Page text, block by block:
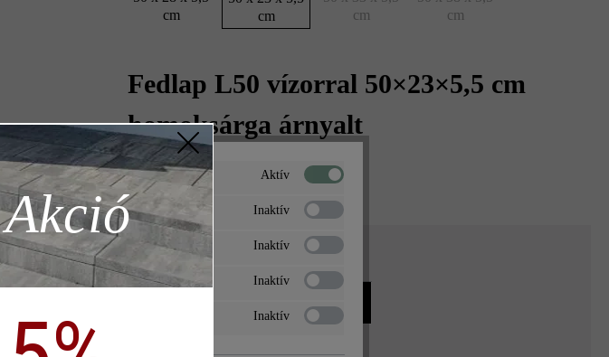
cm
cm
cm
cm
Fedlap L50 vízorral 50×23×5,5 cm
homoksárga árnyalt
3 510 Ft‎‎‎* %
Mennyiség
Mennyiség
Aktív
Inaktív
Inaktív
Inaktív
Inaktív